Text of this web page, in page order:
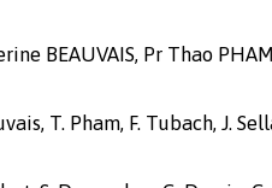
BEAUVAIS, Pr Thao
T. Pham, F. Tubach, J.